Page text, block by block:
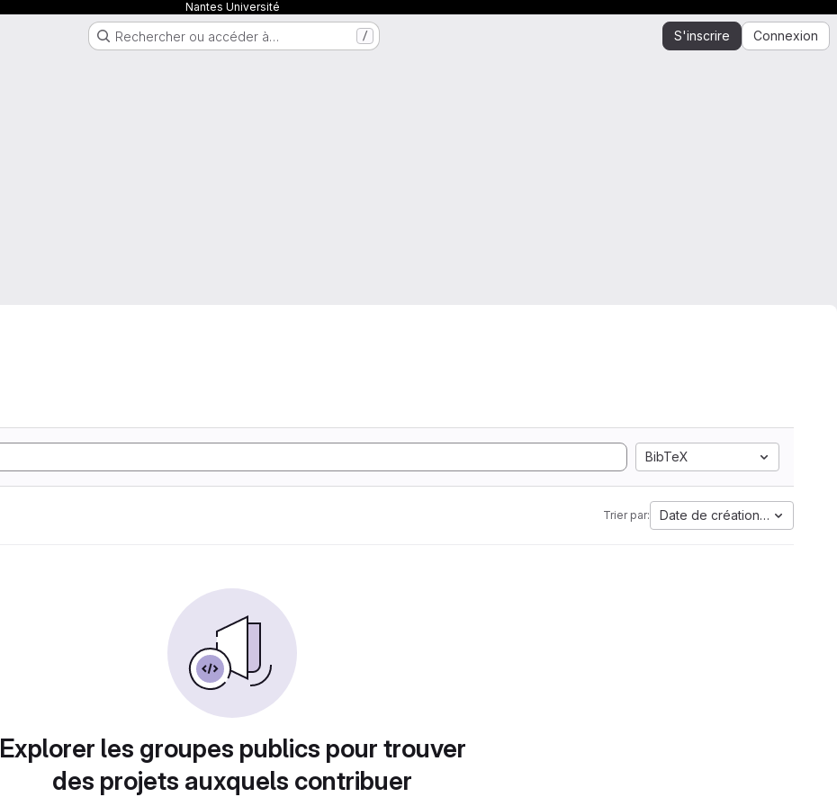
Nantes Université
Rechercher ou accéder à… / S'inscrire Connexion
BibTeX
Trier par: Date de création la plus
Explorer les groupes publics pour trouver
des projets auxquels contribuer